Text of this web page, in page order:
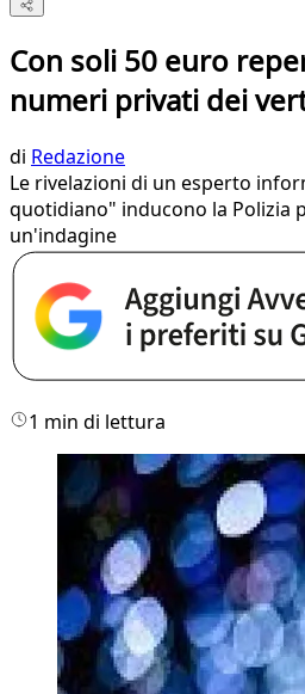
Con soli 50 euro
numeri privati dei
di Redazione
Le rivelazioni di un esperto
quotidiano" inducono la Polizia
un'indagine
1 min di lettura